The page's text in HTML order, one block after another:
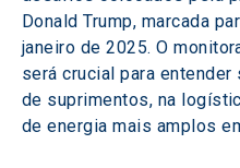
Donald Trump, marcada
janeiro de 2025. O
será crucial para
de suprimentos, na
de energia mais amplos